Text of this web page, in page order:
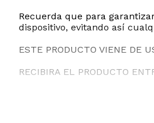
Recuerda que para
dispositivo, evitando así
ESTE PRODUCTO VIENE DE
RECIBIRA EL PRODUCTO